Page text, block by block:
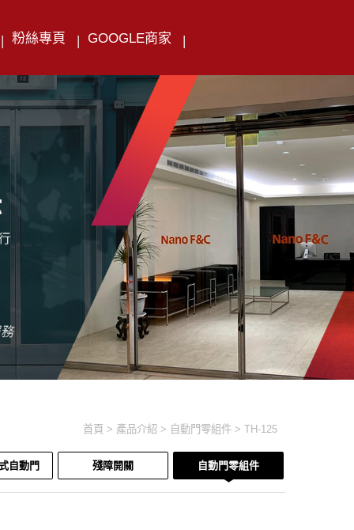
粉絲專頁 GOOGLE商家
首頁 產品介紹 自動門零組件 TH-125
自動門 殘障開關 自動門零組件